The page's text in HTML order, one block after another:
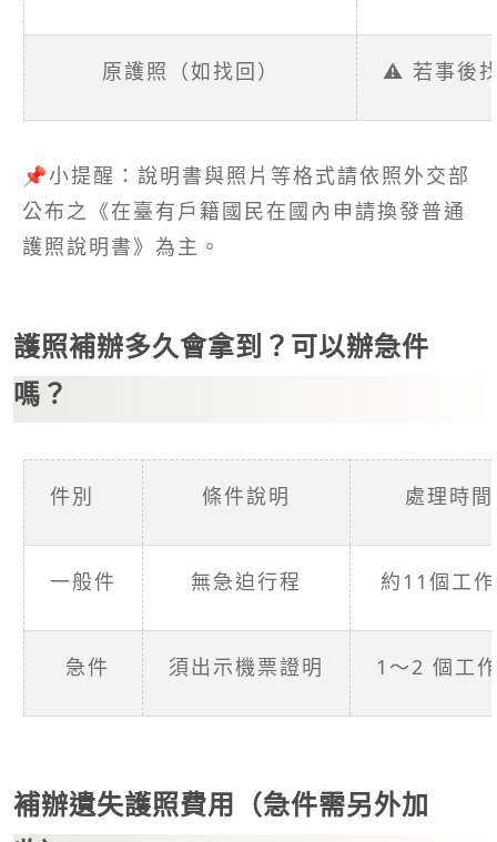
原護照（如找回） ⚠️ 若事後
​​📌小提醒：說明書與照片等格式請依照外交部
公布之《在臺有戶籍國民在國內申請換發普通
護照說明書》為主。
護照補辦多久會拿到？可以辦急件
嗎？
件別 條件說明 處理時間
一般件 無急迫行程 約11個工
急件 須出示機票證明 1～2 個工
補辦遺失護照費用（急件需另外加